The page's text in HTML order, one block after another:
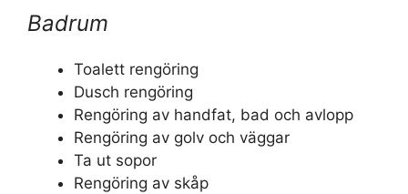
Badrum
Toalett rengöring
Dusch rengöring
Rengöring av handfat, bad och avlopp
Rengöring av golv och väggar
Ta ut sopor
Rengöring av skåp